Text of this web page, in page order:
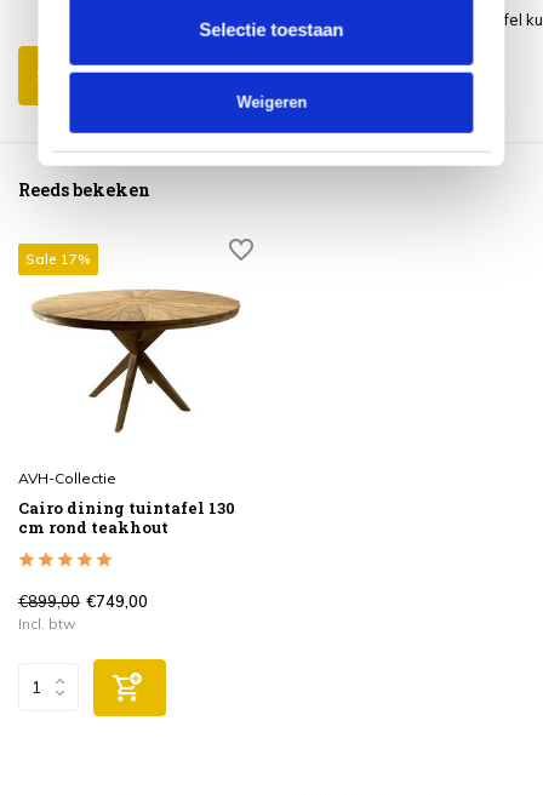
Selectie toestaan
Weigeren
meerdere mensen aan tafel
Schrijf je eigen review
Reeds bekeken
Sale 17%
AVH-Collectie
Cairo dining tuintafel 130
cm rond teakhout
€899,00 €749,00
Incl. btw